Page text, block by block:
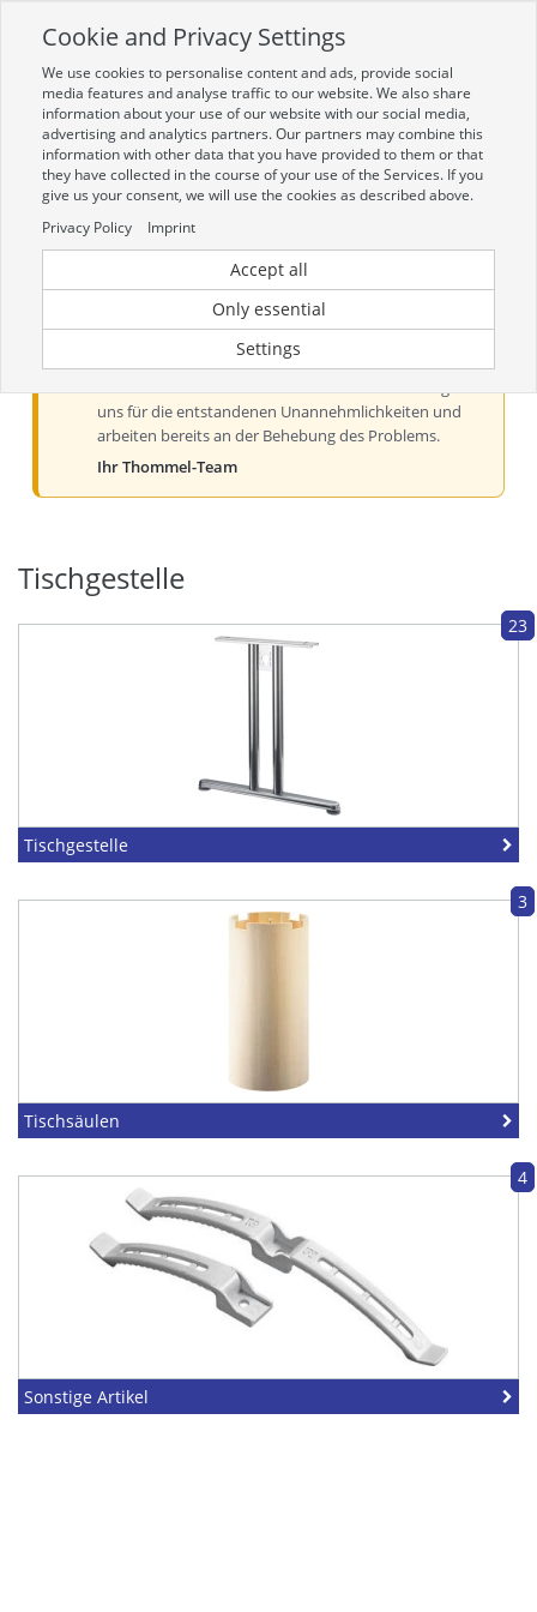
Zur mobilen Kompaktversion (Login erforderlich)
Toggle
navigation
Aktueller Hinweis zur Preis- und
Verfügbarkeitsanzeige
Liebe Kundinnen und Kunden, derzeit kann es bei der
Preis- und Verfügbarkeitsanzeige aus technischen
uns für die entstandenen Unannehmlichkeiten und
arbeiten bereits an der Behebung des Problems.
Ihr Thommel-Team
Tischgestelle
23
Tischgestelle
3
Tischsäulen
4
Sonstige Artikel
Cookie and Privacy Settings
We use cookies to personalise content and ads, provide social
media features and analyse traffic to our website. We also share
information about your use of our website with our social media,
advertising and analytics partners. Our partners may combine this
information with other data that you have provided to them or that
they have collected in the course of your use of the Services. If you
give us your consent, we will use the cookies as described above.
Privacy Policy
Imprint
Accept all
Only essential
Settings